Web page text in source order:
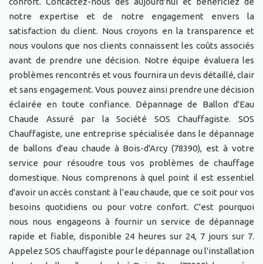
notre expertise et de notre engagement envers la
satisfaction du client. Nous croyons en la transparence et
nous voulons que nos clients connaissent les coûts associés
avant de prendre une décision. Notre équipe évaluera les
problèmes rencontrés et vous fournira un devis détaillé, clair
et sans engagement. Vous pouvez ainsi prendre une décision
éclairée en toute confiance. Dépannage de Ballon d'Eau
Chaude Assuré par la Société SOS Chauffagiste. SOS
Chauffagiste, une entreprise spécialisée dans le dépannage
de ballons d'eau chaude à Bois-d'Arcy (78390), est à votre
service pour résoudre tous vos problèmes de chauffage
domestique. Nous comprenons à quel point il est essentiel
d'avoir un accès constant à l'eau chaude, que ce soit pour vos
besoins quotidiens ou pour votre confort. C'est pourquoi
nous nous engageons à fournir un service de dépannage
rapide et fiable, disponible 24 heures sur 24, 7 jours sur 7.
Appelez SOS chauffagiste pour le dépannage ou l'installation